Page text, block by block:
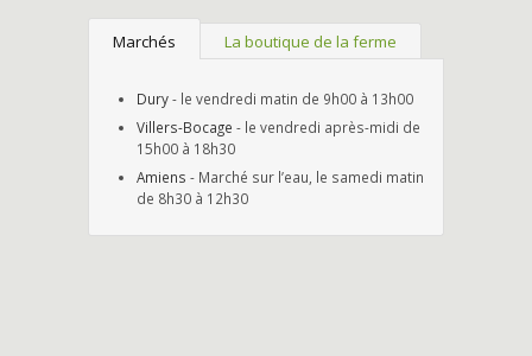
Marchés La boutique de la ferme
Dury- le vendredi matin de 9h00 à 13h00
Villers-Bocage - le vendredi après-midi de
15h00 à 18h30
Amiens - Marché sur l’eau, le samedi matin
de 8h30 à 12h30